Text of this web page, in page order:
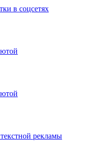
в соцсетях
рекламы